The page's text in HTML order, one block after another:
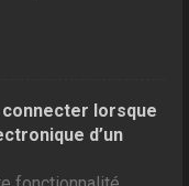
connecter lorsque
d’un